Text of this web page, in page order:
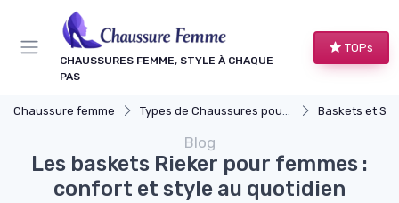
CHAUSSURES FEMME, STYLE À CHAQUE
PAS
TOPs
Chaussure femme Types de Chaussures pour Femmes Baskets et
Blog
Les baskets Rieker pour femmes :
confort et style au quotidien
Panneau de gestion des cookies